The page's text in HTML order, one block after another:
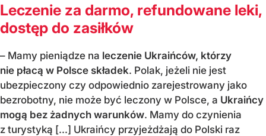
Leczenie za darmo, refundowane leki,
dostęp do zasiłków
– Mamy pieniądze na leczenie Ukraińców, którzy
nie płacą w Polsce składek. Polak, jeżeli nie jest
ubezpieczony czy odpowiednio zarejestrowany jako
bezrobotny, nie może być leczony w Polsce, a Ukraińcy
mogą bez żadnych warunków. Mamy do czynienia
z turystyką [...] Ukraińcy przyjeżdżają do Polski raz